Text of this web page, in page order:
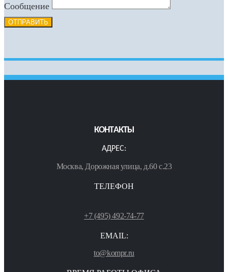
Сообщение
ОТПРАВИТЬ
КОНТАКТЫ
АДРЕС:
Москва, Дорожная улица, д.60 с.23
ТЕЛЕФОН
+7 (495) 492-74-77
EMAIL:
to@kompr.ru